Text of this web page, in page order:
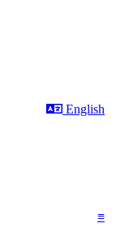
This page in
English
≡